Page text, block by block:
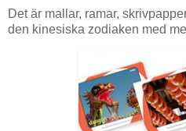
Det är mallar, ramar,
den kinesiska zodiaken med